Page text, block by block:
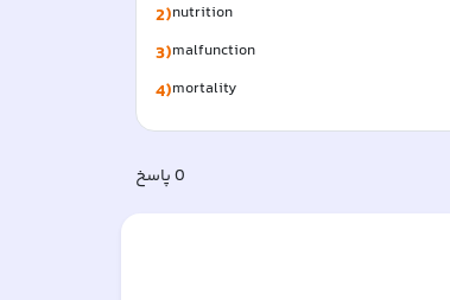
2)nutrition
3)malfunction
4)mortality
0پاسخ